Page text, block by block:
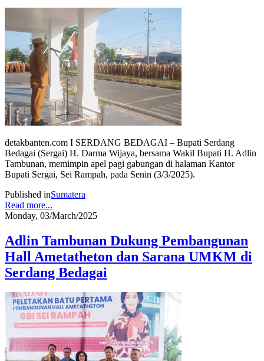
detakbanten.com I SERDANG BEDAGAI – Bupati Serdang
Bedagai (Sergai) H. Darma Wijaya, bersama Wakil Bupati H. Adlin
Tambunan, memimpin apel pagi gabungan di halaman Kantor
Bupati Sergai, Sei Rampah, pada Senin (3/3/2025).
Published inSumatera
Read more...
Monday, 03/March/2025
Adlin Tambunan Dukung Pembangunan
Hall Ametatheton dan Sarana UMKM di
Serdang Bedagai